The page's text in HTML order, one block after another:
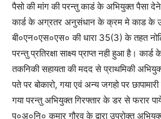
पैसो की मांग की परन्तु काडं के अभियुक्त पैसा
कार्ड के अग्रतर अनुसंधान के क्रम मे काड के
बी०एन०एस०एस० की धारा 35(3) के तहत
परन्तु प्रतिरक्षा साक्ष्य प्राप्त नही हुआ है।
तकनिकी सहायता की मदद से प्राथमिकी
पते पर बोकारो, गया एवं अन्य जगहो पर
गया परन्तु अभियुक्त गिरफ्तार के डर से फरार
पु०अ०नि० कुमार गौरव के द्वारा उपरोक्त